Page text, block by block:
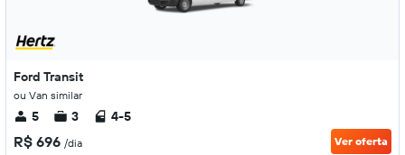
Ford Transit
ou Van similar
5 3 4-5
R$ 696 /dia Ver oferta